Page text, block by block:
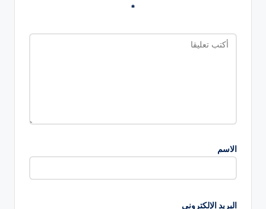
*
الاسم
البريد الإلكتروني